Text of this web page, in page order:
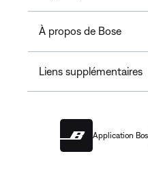
À propos de Bose
Liens supplémentaires
Application